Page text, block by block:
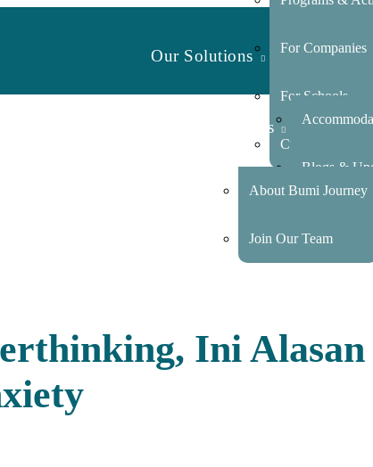
Our Solutions For Companies
For Schools
Custom Group
Travel Resources
Blogs &
About Bumi Journey
Join Our Team
Ini